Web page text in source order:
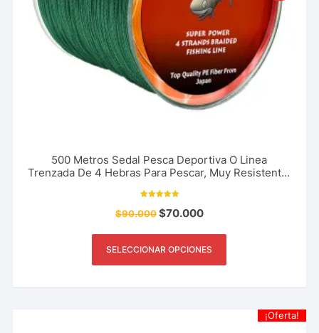
500 Metros Sedal Pesca Deportiva O Linea
Trenzada De 4 Hebras Para Pescar, Muy Resistente.
5.00
de 5
$90.000$70.000
SELECCIONAR OPCIONES
¡Oferta!